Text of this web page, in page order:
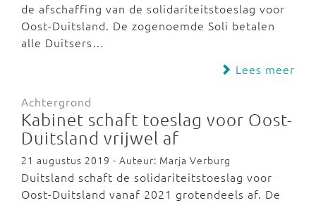
de afschaffing van de solidariteitstoeslag voor
Oost-Duitsland. De zogenoemde Soli betalen
alle Duitsers…
Lees meer
Achtergrond
Kabinet schaft toeslag voor Oost-
Duitsland vrijwel af
21 augustus 2019 - Auteur: Marja Verburg
Duitsland schaft de solidariteitstoeslag voor
Oost-Duitsland vanaf 2021 grotendeels af. De